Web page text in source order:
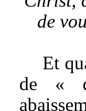
de
Et
de «